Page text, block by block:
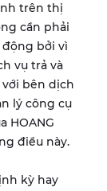
trên thị
cần phải
bởi vì
vụ trả và
bên dịch
lý công cụ
HOANG
điều này.
kỳ hay